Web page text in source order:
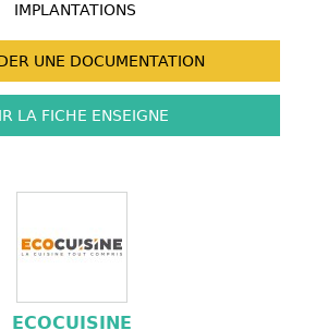
IMPLANTATIONS
UNE DOCUMENTATION
LA FICHE ENSEIGNE
ECOCUISINE